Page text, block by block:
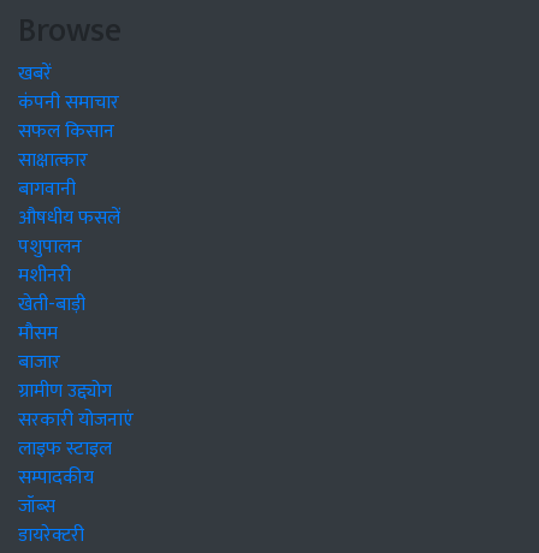
Browse
खबरें
कंपनी समाचार
सफल किसान
साक्षात्कार
बागवानी
औषधीय फसलें
पशुपालन
मशीनरी
खेती-बाड़ी
मौसम
बाजार
ग्रामीण उद्द्योग
सरकारी योजनाएं
लाइफ स्टाइल
सम्पादकीय
जॉब्स
डायरेक्टरी